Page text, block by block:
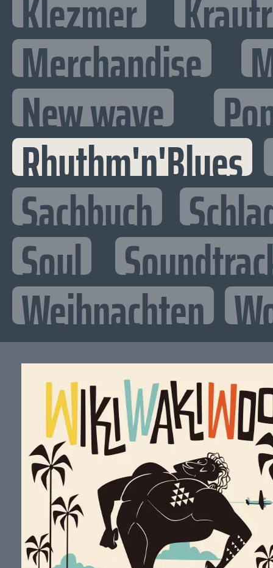
Klezmer
Merchandise
New wave
Rhythm'n'Blues
Sachbuch
Soul
Weihnachten